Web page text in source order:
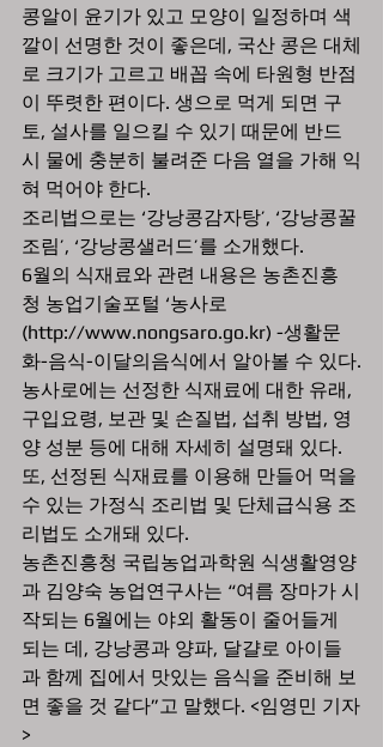
콩알이 윤기가 있고 모양이 일정하며 색
깔이 선명한 것이 좋은데, 국산 콩은 대체
로 크기가 고르고 배꼽 속에 타원형 반점
이 뚜렷한 편이다. 생으로 먹게 되면 구
토, 설사를 일으킬 수 있기 때문에 반드
시 물에 충분히 불려준 다음 열을 가해 익
혀 먹어야 한다.
조리법으로는 ‘강낭콩감자탕’, ‘강낭콩꿀
조림’, ‘강낭콩샐러드’를 소개했다.
6월의 식재료와 관련 내용은 농촌진흥
청 농업기술포털 ‘농사로
(http://www.nongsaro.go.kr) -생활문
화-음식-이달의음식에서 알아볼 수 있다.
농사로에는 선정한 식재료에 대한 유래,
구입요령, 보관 및 손질법, 섭취 방법, 영
양 성분 등에 대해 자세히 설명돼 있다.
또, 선정된 식재료를 이용해 만들어 먹을
수 있는 가정식 조리법 및 단체급식용 조
리법도 소개돼 있다.
농촌진흥청 국립농업과학원 식생활영양
과 김양숙 농업연구사는 “여름 장마가 시
작되는 6월에는 야외 활동이 줄어들게
되는 데, 강낭콩과 양파, 달걀로 아이들
과 함께 집에서 맛있는 음식을 준비해 보
면 좋을 것 같다”고 말했다. <임영민 기자
>